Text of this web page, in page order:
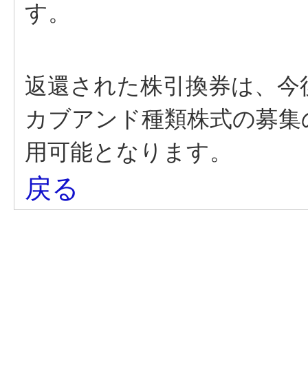
す。
返還された株引換券は、
カブアンド種類株式の募
用可能となります。
戻る